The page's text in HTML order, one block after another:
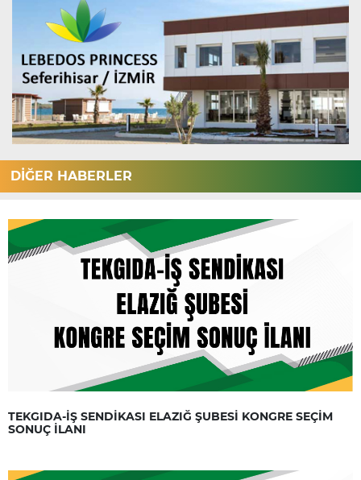
DİĞER HABERLER
TEKGIDA-İŞ SENDİKASI ELAZIĞ ŞUBESİ KONGRE SEÇİM
SONUÇ İLANI